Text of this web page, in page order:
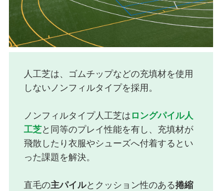
人工芝は、ゴムチップなどの充填材を使用
しないノンフィルタイプを採用。
ノンフィルタイプ人工芝は ロングパイル人
工芝と同等のプレイ性能を有し、充填材が
飛散したり衣服やシューズへ付着するとい
った課題を解決。
直毛の主パイルとクッション性のある捲縮